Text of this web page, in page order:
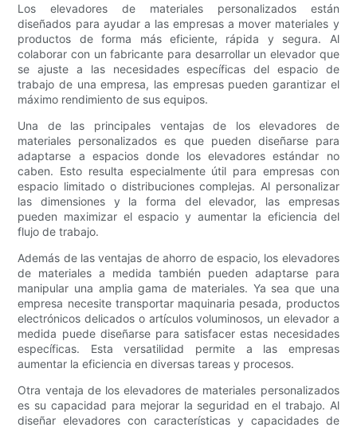
Los elevadores de materiales personalizados están
diseñados para ayudar a las empresas a mover materiales y
productos de forma más eficiente, rápida y segura. Al
colaborar con un fabricante para desarrollar un elevador que
se ajuste a las necesidades específicas del espacio de
trabajo de una empresa, las empresas pueden garantizar el
máximo rendimiento de sus equipos.
Una de las principales ventajas de los elevadores de
materiales personalizados es que pueden diseñarse para
adaptarse a espacios donde los elevadores estándar no
caben. Esto resulta especialmente útil para empresas con
espacio limitado o distribuciones complejas. Al personalizar
las dimensiones y la forma del elevador, las empresas
pueden maximizar el espacio y aumentar la eficiencia del
flujo de trabajo.
Además de las ventajas de ahorro de espacio, los elevadores
de materiales a medida también pueden adaptarse para
manipular una amplia gama de materiales. Ya sea que una
empresa necesite transportar maquinaria pesada, productos
electrónicos delicados o artículos voluminosos, un elevador a
medida puede diseñarse para satisfacer estas necesidades
específicas. Esta versatilidad permite a las empresas
aumentar la eficiencia en diversas tareas y procesos.
Otra ventaja de los elevadores de materiales personalizados
es su capacidad para mejorar la seguridad en el trabajo. Al
diseñar elevadores con características y capacidades de